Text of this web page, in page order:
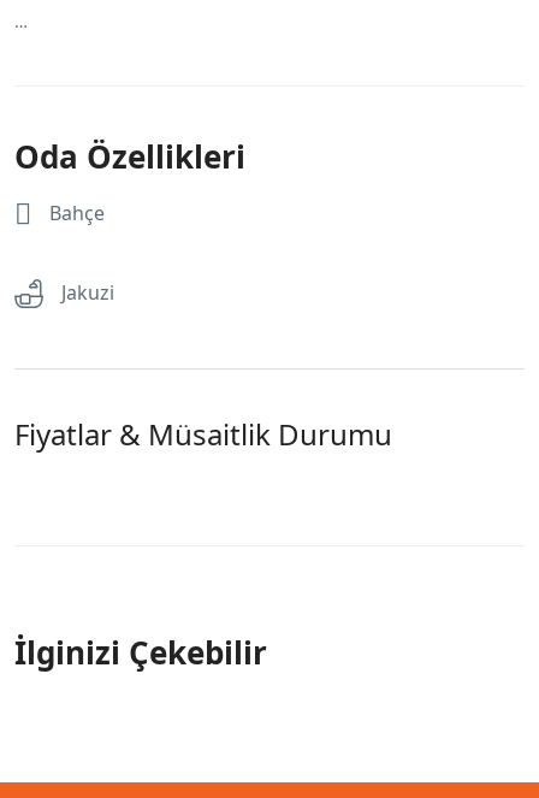
…
Oda Özellikleri
Bahçe
Jakuzi
Fiyatlar & Müsaitlik Durumu
İlginizi Çekebilir